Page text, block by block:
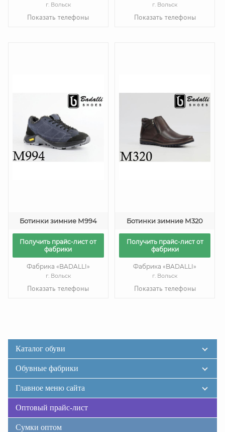
г. Вольск
Показать телефоны
г. Вольск
Показать телефоны
Ботинки зимние М994
Получить прайс-лист от
фабрики
Фабрика «BADALLI»
г. Вольск
Показать телефоны
Ботинки зимние М320
Получить прайс-лист от
фабрики
Фабрика «BADALLI»
г. Вольск
Показать телефоны
Каталог обуви
Обувные фабрики
Главное меню сайта
Оптовый прайс-лист
Сумки оптом